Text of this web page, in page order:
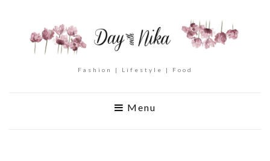
Fashion | Lifestyle | Food
Menu